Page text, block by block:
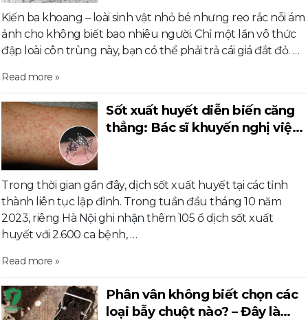
Kiến ba khoang – loài sinh vật nhỏ bé nhưng reo rắc nỗi ám
ảnh cho không biết bao nhiêu người. Chỉ một lần vô thức
đập loài côn trùng này, bạn có thể phải trả cái giá đắt đỏ. …
Read more »
Sốt xuất huyết diễn biến căng
thẳng: Bác sĩ khuyến nghị việc
Trong thời gian gần đây, dịch sốt xuất huyết tại các tỉnh
thành liên tục lập đỉnh. Trong tuần đầu tháng 10 năm
2023, riêng Hà Nội ghi nhận thêm 105 ổ dịch sốt xuất
huyết với 2.600 ca bệnh, …
Read more »
Phân vân không biết chọn các
loại bẫy chuột nào? – Đây là